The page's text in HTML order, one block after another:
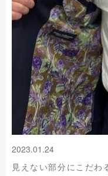
2023.01.24
見えない部分にこだわ